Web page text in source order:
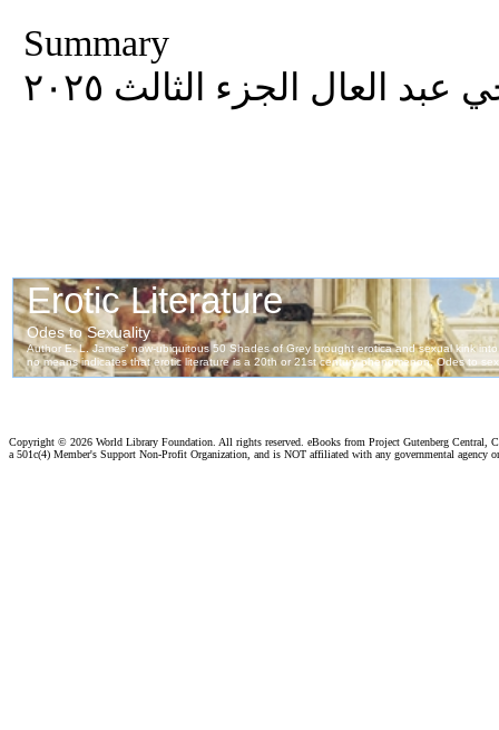
Summary
العال الجزء الثالث ٢٠٢٥
Copyright © 2026 World Library Foundation. All rights reserved. eBooks from Project Gutenberg Central,
a 501c(4) Member's Support Non-Profit Organization, and is NOT affiliated with any governmental agency